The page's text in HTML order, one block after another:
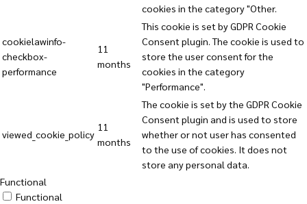
cookies in the category "Other.
cookielawinfo-
checkbox-
performance
11
months
This cookie is set by GDPR Cookie
Consent plugin. The cookie is used to
store the user consent for the
cookies in the category
"Performance".
viewed_cookie_policy
11
months
The cookie is set by the GDPR Cookie
Consent plugin and is used to store
whether or not user has consented
to the use of cookies. It does not
store any personal data.
Functional
Functional